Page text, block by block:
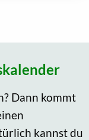
Dann kommt
kannst du